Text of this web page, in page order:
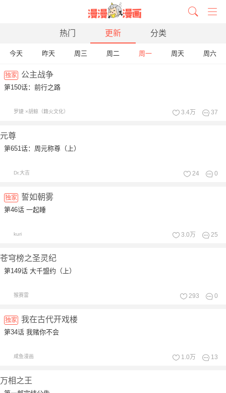
热门 更新 分类
今天 昨天 周三 周二 周一 周天 周六
独家 公主战争
第150话：前行之路
罗婕 ×胡鲸（籍火文化） 3.4万 37
元尊
第651话：周元称尊（上）
Dr.大吉 24 0
独家 誓如朝雾
第46话 一起睡
kuri 3.0万 25
苍穹榜之圣灵纪
第149话 大千盟约（上）
猴赛雷 293 0
独家 我在古代开戏楼
第34话 我赌你不会
咸鱼漫画 1.0万 13
万相之王